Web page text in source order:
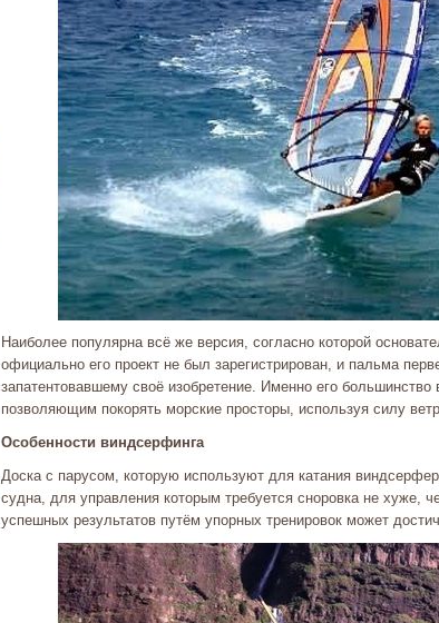
Наиболее популярна всё же версия, согласно которой
официально его проект не был зарегистрирован, и пальма
запатентовавшему своё изобретение. Именно его
позволяющим покорять морские просторы, используя силу
Особенности виндсерфинга
Доска с парусом, которую используют для катания
судна, для управления которым требуется сноровка не хуже,
успешных результатов путём упорных тренировок может